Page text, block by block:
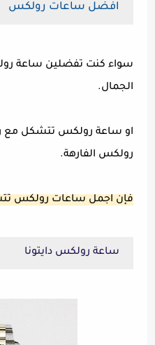
افضل ساعات رولكس
سواء كنت تفضلين ساعة
الجمال.
او ساعة رولكس تتشكل مع
رولكس الفارهة.
فإن اجمل ساعات رولكس
ساعة رولكس دايتونا